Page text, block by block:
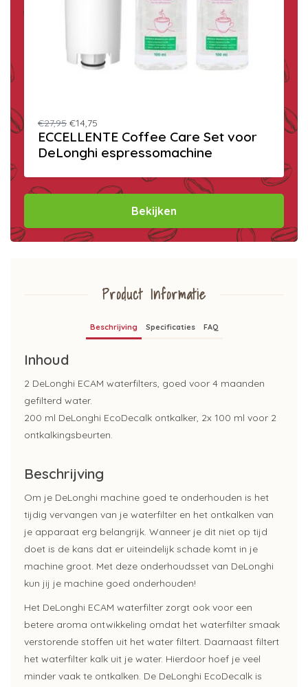
€27,95 €14,75
ECCELLENTE Coffee Care Set voor
DeLonghi espressomachine
Bekijken
Product Informatie
Beschrijving Specificaties FAQ
Inhoud
2 DeLonghi ECAM waterfilters, goed voor 4 maanden
gefilterd water.
200 ml DeLonghi EcoDecalk ontkalker, 2x 100 ml voor 2
ontkalkingsbeurten.
Beschrijving
Om je DeLonghi machine goed te onderhouden is het
tijdig vervangen van je waterfilter en het ontkalken van
je apparaat erg belangrijk. Wanneer je dit niet op tijd
doet is de kans dat er uiteindelijk schade komt in je
machine groot. Met deze onderhoudsset van DeLonghi
kun jij je machine goed onderhouden!
Het DeLonghi ECAM waterfilter zorgt ook voor een
betere aroma ontwikkeling omdat het waterfilter smaak
verstorende stoffen uit het water filtert. Daarnaast filtert
het waterfilter kalk uit je water. Hierdoor hoef je veel
minder vaak te ontkalken. De DeLonghi EcoDecalk is